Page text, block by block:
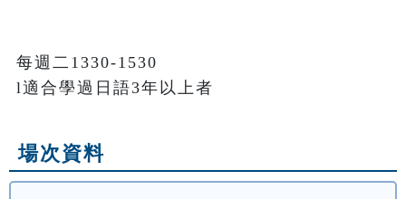
每週二1330-1530
l適合學過日語3年以上者
場次資料